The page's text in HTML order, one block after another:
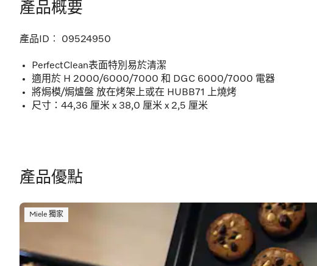
產品概要
產品ID︰ 09524950
PerfectClean表面特別易於清潔
適用於 H 2000/6000/7000 和 DGC 6000/7000 電器
將焗模/焗爐盤 放在烤架上或在 HUBB71 上燒烤
尺寸：44,36 厘米 x 38,0 厘米 x 2,5 厘米
產品優點
Miele 獨家